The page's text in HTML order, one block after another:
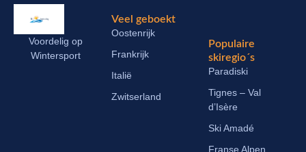
Voordelig op
Wintersport
Veel geboekt
Oostenrijk
Frankrijk
Italië
Zwitserland
Populaire
skiregio´s
Paradiski
Tignes – Val
d’Isère
Ski Amadé
Franse Alpen